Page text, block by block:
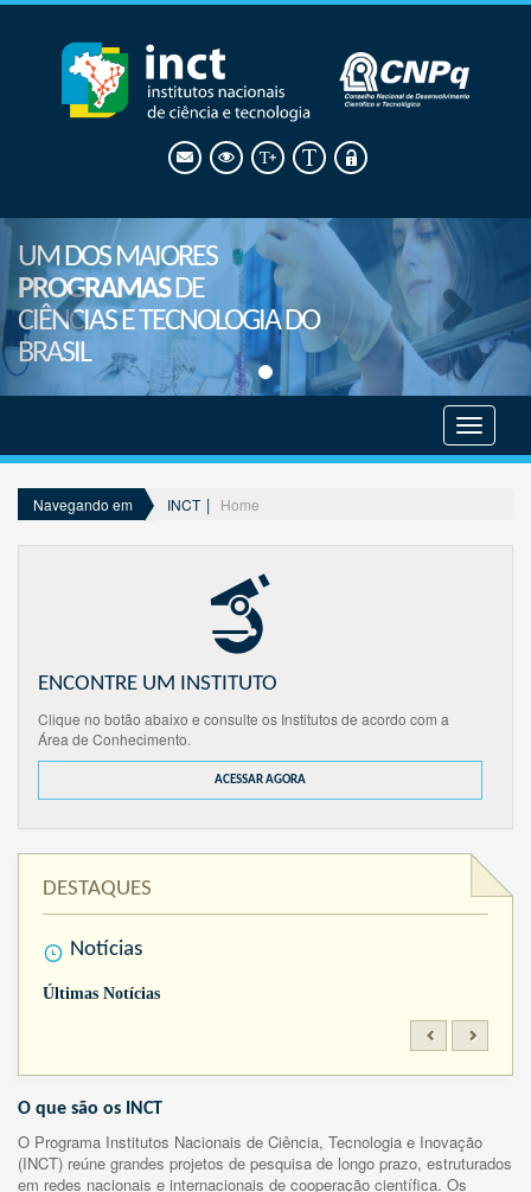
UM DOS MAIORES
PROGRAMASDE
CIÊNCIAS E TECNOLOGIA DO
BRASIL
menu
Navegando em INCT Home
ENCONTRE UM INSTITUTO
Clique no botão abaixo e consulte os Institutos de acordo com a
Área de Conhecimento.
ACESSAR AGORA
DESTAQUES
Notícias
Últimas Notícias
O que são os INCT
O Programa Institutos Nacionais de Ciência, Tecnologia e Inovação
(INCT) reúne grandes projetos de pesquisa de longo prazo, estruturados
em redes nacionais e internacionais de cooperação científica. Os